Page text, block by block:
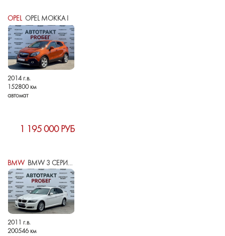
OPEL OPEL MOKKA I
2014 г.в.
152800 км
автомат
1 195 000 РУБ
BMW BMW 3 СЕРИИ V (E90/E91/E92/E93) РЕСТАЙЛИНГ
2011 г.в.
200546 км